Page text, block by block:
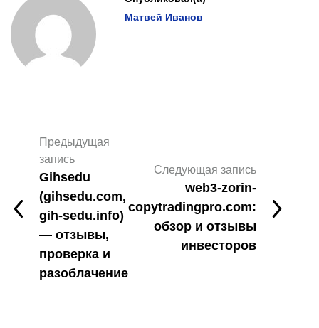
Матвей Иванов
Предыдущая
запись
Gihsedu
(gihsedu.com,
gih-sedu.info)
— отзывы,
проверка и
разоблачение
Следующая запись
web3-zorin-
copytradingpro.com:
обзор и отзывы
инвесторов